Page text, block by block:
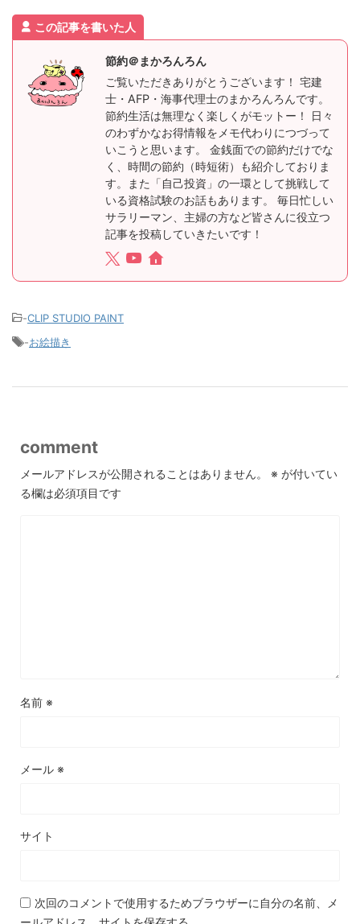
この記事を書いた人
節約＠まかろんろん
ご覧いただきありがとうございます！ 宅建
士・AFP・海事代理士のまかろんろんです。
節約生活は無理なく楽しくがモットー！ 日々
のわずかなお得情報をメモ代わりにつづって
いこうと思います。 金銭面での節約だけでな
く、時間の節約（時短術）も紹介しておりま
す。また「自己投資」の一環として挑戦して
いる資格試験のお話もあります。 毎日忙しい
サラリーマン、主婦の方など皆さんに役立つ
記事を投稿していきたいです！
-CLIP STUDIO PAINT
-お絵描き
comment
メールアドレスが公開されることはありません。 ※ が付いてい
る欄は必須項目です
名前 ※
メール ※
サイト
次回のコメントで使用するためブラウザーに自分の名前、メ